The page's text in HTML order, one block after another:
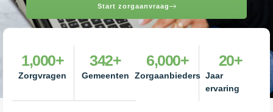
Start zorgaanvraag
Zorgvragen
1,000+
Gemeenten
342+
Zorgaanbieders
6,000+
Jaar
ervaring
20+